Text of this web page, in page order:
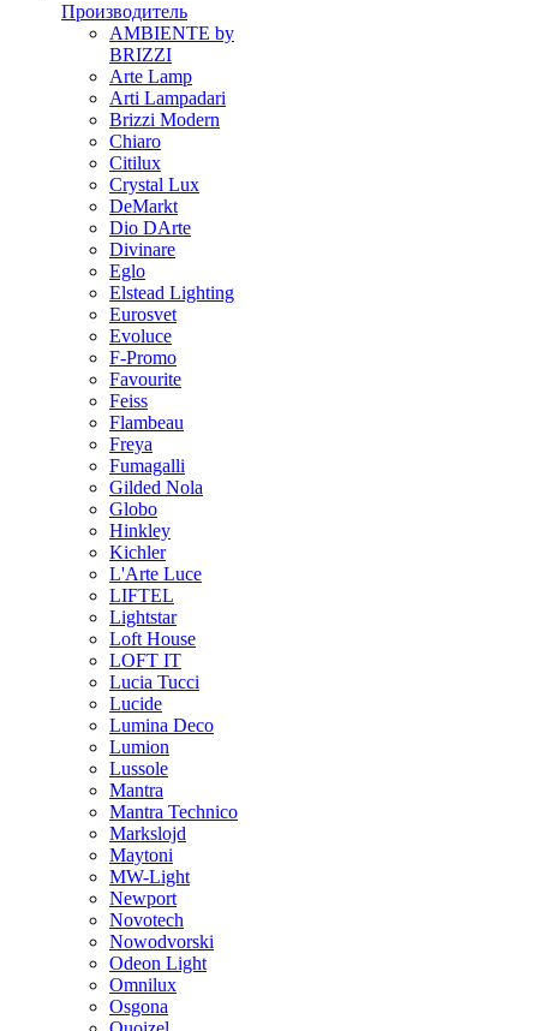
Производитель
AMBIENTE by
BRIZZI
Arte Lamp
Arti Lampadari
Brizzi Modern
Chiaro
Citilux
Crystal Lux
DeMarkt
Dio DArte
Divinare
Eglo
Elstead Lighting
Eurosvet
Evoluce
F-Promo
Favourite
Feiss
Flambeau
Freya
Fumagalli
Gilded Nola
Globo
Hinkley
Kichler
L'Arte Luce
LIFTEL
Lightstar
Loft House
LOFT IT
Lucia Tucci
Lucide
Lumina Deco
Lumion
Lussole
Mantra
Mantra Technico
Markslojd
Maytoni
MW-Light
Newport
Novotech
Nowodvorski
Odeon Light
Omnilux
Osgona